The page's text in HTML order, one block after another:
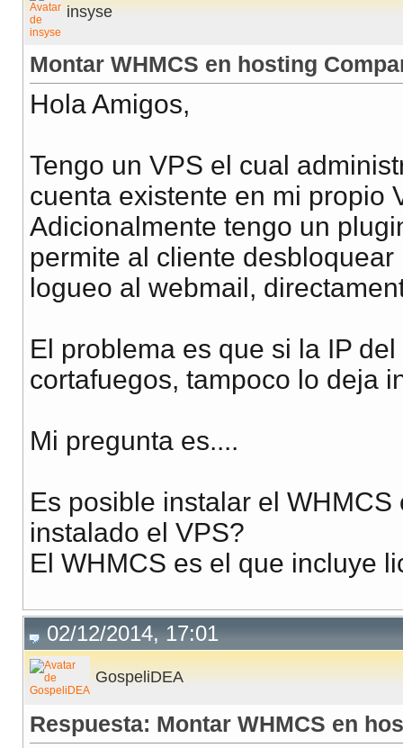
insyse
Montar WHMCS en hosting
Hola Amigos,
Tengo un VPS el cual
cuenta existente en mi propio
Adicionalmente tengo un
permite al cliente
logueo al webmail,
El problema es que si la IP
cortafuegos, tampoco lo deja
Mi pregunta es....
Es posible instalar el
instalado el VPS?
El WHMCS es el que incluye
02/12/2014, 17:01
GospeliDEA
Respuesta: Montar WHMCS en